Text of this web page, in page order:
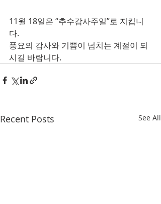
11월 18일은 “추수감사주일”로 지킵니
다.
풍요의 감사와 기쁨이 넘치는 계절이 되
시길 바랍니다.
Recent Posts See All